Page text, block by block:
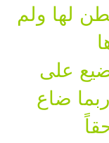
لها ولم
على
ضاع